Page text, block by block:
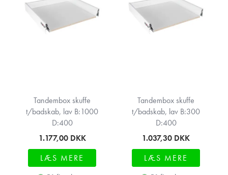
Tandembox skuffe
t/badskab, lav B:1000
D:400
1.177,00 DKK
LÆS MERE
Tandembox skuffe
t/badskab, lav B:300
D:400
1.037,30 DKK
LÆS MERE